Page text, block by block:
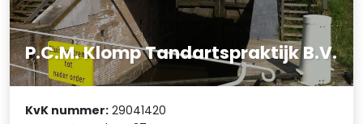
P.C.M. Klomp Tandartspraktijk B.V.
KvK nummer: 29041420